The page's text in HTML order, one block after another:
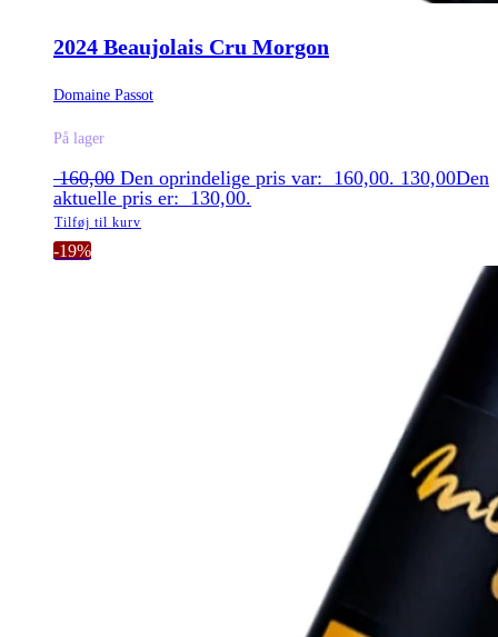
2024 Beaujolais Cru Morgon
Domaine Passot
På lager
160,00 Den oprindelige pris var: 160,00. 130,00Den
aktuelle pris er: 130,00.
Tilføj til kurv
-19%